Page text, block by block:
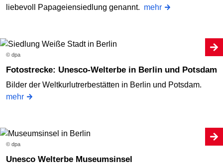
liebevoll Papageiensiedlung genannt. mehr
© dpa
Fotostrecke: Unesco-Welterbe in Berlin und Potsdam
Bilder der Weltkurlutrerbestätten in Berlin und Potsdam.
mehr
© dpa
Unesco Welterbe Museumsinsel